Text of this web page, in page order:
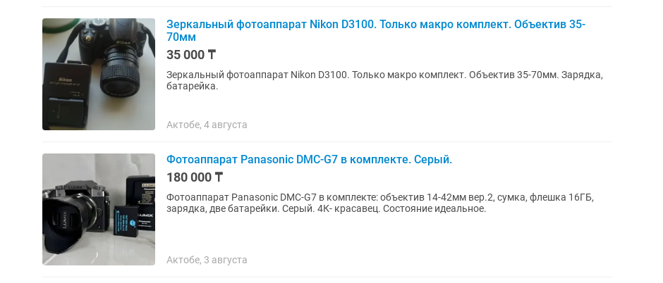
Зеркальный фотоаппарат Nikon D3100. Только макро комплект. Объектив 35-
70мм
35 000 ₸
Зеркальный фотоаппарат Nikon D3100. Только макро комплект. Объектив 35-70мм. Зарядка,
батарейка.
Актобе, 4 августа
Фотоаппарат Panasonic DMC-G7 в комплекте. Серый.
180 000 ₸
Фотоаппарат Panasonic DMC-G7 в комплекте: объектив 14-42мм вер.2, сумка, флешка 16ГБ,
зарядка, две батарейки. Серый. 4К- красавец. Состояние идеальное.
Актобе, 3 августа